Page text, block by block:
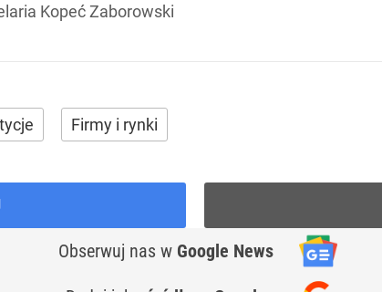
Kopeć Zaborowski
Firmy i rynki
Obserwuj nas w Google News